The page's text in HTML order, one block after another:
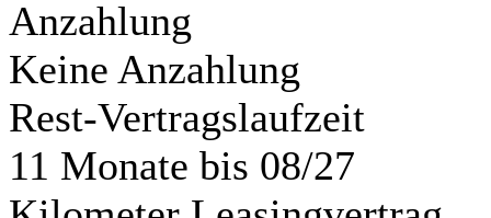
Anzahlung
Keine Anzahlung
Rest-Vertragslaufzeit
11 Monate bis 08/27